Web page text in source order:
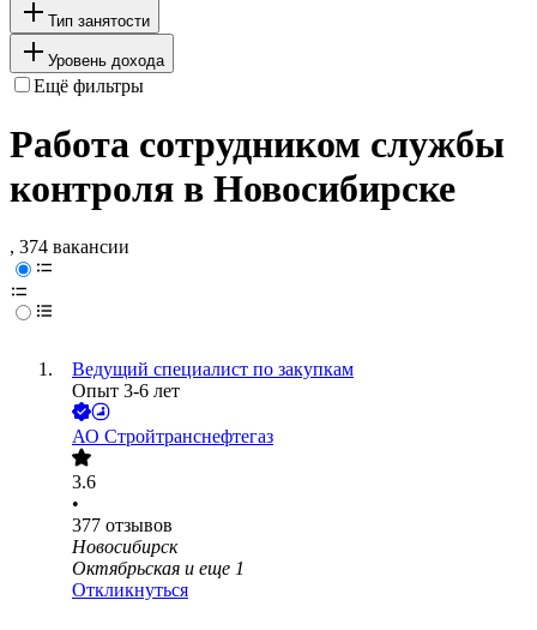
Тип занятости
Уровень дохода
Ещё фильтры
Работа сотрудником службы
контроля в Новосибирске
, 374 вакансии
Ведущий специалист по закупкам
Опыт 3-6 лет
АО Стройтранснефтегаз
3.6
•
377 отзывов
Новосибирск
Октябрьская и еще 1
Откликнуться